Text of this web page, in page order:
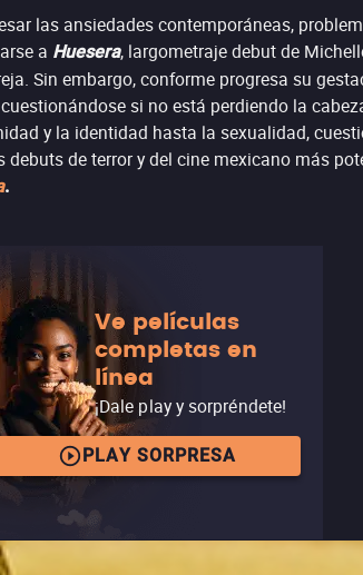
las ansiedades contemporáneas,
a Huesera, largometraje debut de
Sin embargo, conforme progresa su
si no está perdiendo la
y la identidad hasta la sexualidad,
de terror y del cine mexicano más
.
Ve películas
completas en
línea
¡Dale play y sorpréndete!
PLAY SORPRESA